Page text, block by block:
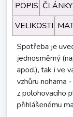
POPIS ČLÁNKY
VELIKOSTI
Spotřeba je
jednosměrný
apod.), tak i ve
vzhůru nohama
z polohovacího
přihlášenému